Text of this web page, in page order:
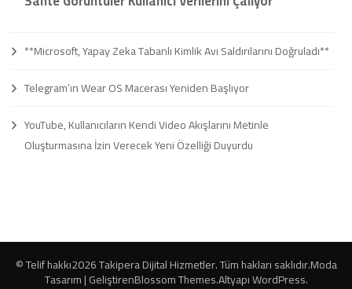
**Microsoft, Yapay Zeka Tabanlı Kimlik Avı Saldırılarını Doğruladı**
Telegram’ın Wear OS Macerası Yeniden Başlıyor
YouTube, Kullanıcıların Kendi Video Akışlarını Metinle
Oluşturmasına İzin Verecek Yeni Özelliği Duyurdu
© Telif hakkı2026Takipera Dijital Hizmetler. Tüm hakları saklıdır.Moda
Tasarım | GeliştirenBlossom Themes.AltyapıWordPress.